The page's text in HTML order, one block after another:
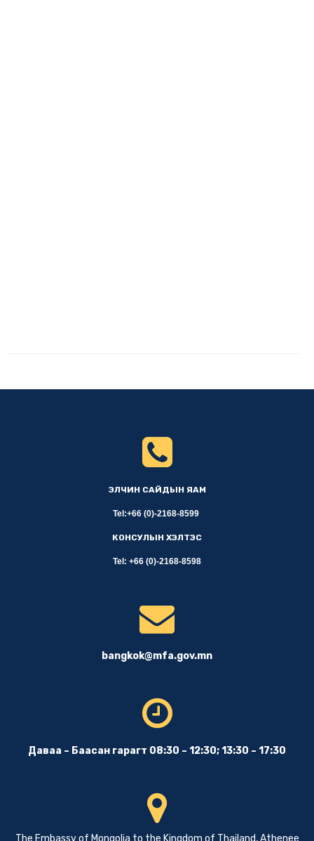
ЭЛЧИН САЙДЫН ЯАМ
Tel:+66 (0)-2168-8599
КОНСУЛЫН ХЭЛТЭС
Tel: +66 (0)-2168-8598
bangkok@mfa.gov.mn
Даваа – Баасан гарагт 08:30 – 12:30; 13:30 – 17:30
The Embassy of Mongolia to the Kingdom of Thailand, Athenee